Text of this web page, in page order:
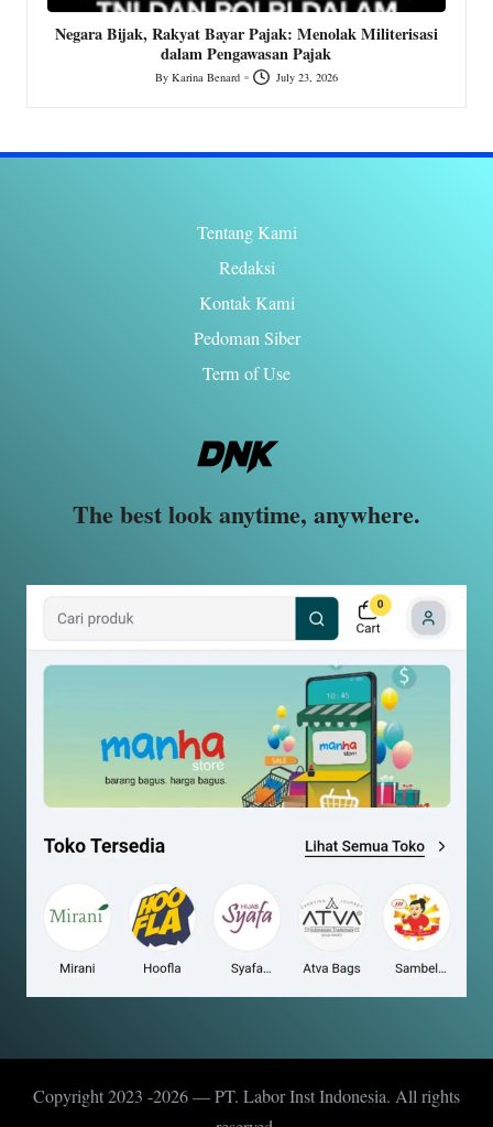
in
Negara Bijak, Rakyat Bayar Pajak: Menolak Militerisasi
dalam Pengawasan Pajak
Posted
By Karina Benard July 23, 2026
Tentang Kami
Redaksi
Kontak Kami
Pedoman Siber
Term of Use
The best look anytime, anywhere.
Copyright 2023 -2026 — PT. Labor Inst Indonesia. All rights